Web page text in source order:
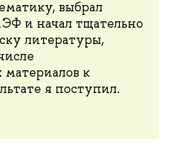
выбрал
и начал тщательно
литературы,
материалов к
я поступил.